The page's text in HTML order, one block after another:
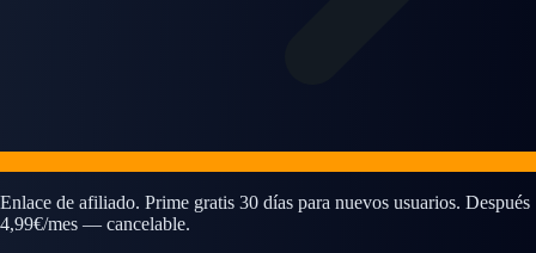
Enlace de afiliado. Prime gratis 30 días para nuevos usuarios. Después
4,99€/mes — cancelable.